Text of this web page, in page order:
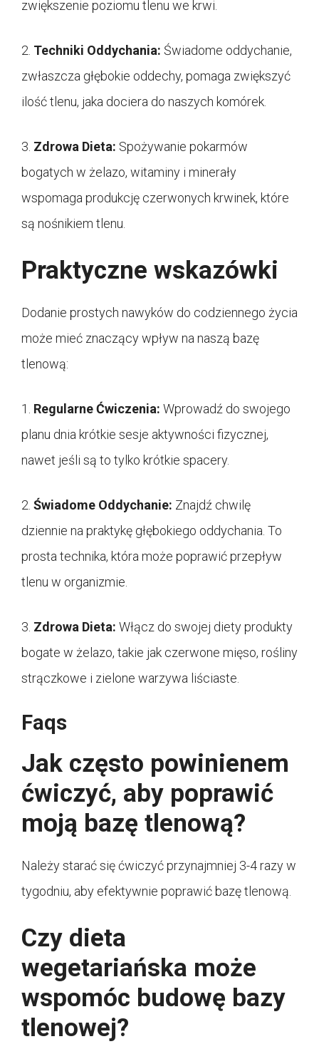
zwiększenie poziomu tlenu we krwi.
2. Techniki Oddychania: Świadome oddychanie,
zwłaszcza głębokie oddechy, pomaga zwiększyć
ilość tlenu, jaka dociera do naszych komórek.
3. Zdrowa Dieta: Spożywanie pokarmów
bogatych w żelazo, witaminy i minerały
wspomaga produkcję czerwonych krwinek, które
są nośnikiem tlenu.
Praktyczne wskazówki
Dodanie prostych nawyków do codziennego życia
może mieć znaczący wpływ na naszą bazę
tlenową:
1. Regularne Ćwiczenia: Wprowadź do swojego
planu dnia krótkie sesje aktywności fizycznej,
nawet jeśli są to tylko krótkie spacery.
2. Świadome Oddychanie: Znajdź chwilę
dziennie na praktykę głębokiego oddychania. To
prosta technika, która może poprawić przepływ
tlenu w organizmie.
3. Zdrowa Dieta: Włącz do swojej diety produkty
bogate w żelazo, takie jak czerwone mięso, rośliny
strączkowe i zielone warzywa liściaste.
Faqs
Jak często powinienem
ćwiczyć, aby poprawić
moją bazę tlenową?
Należy starać się ćwiczyć przynajmniej 3-4 razy w
tygodniu, aby efektywnie poprawić bazę tlenową.
Czy dieta
wegetariańska może
wspomóc budowę bazy
tlenowej?